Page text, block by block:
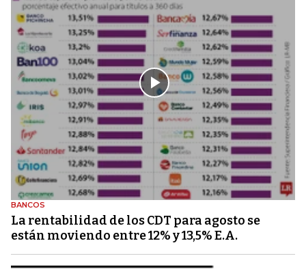
BANCOS
La rentabilidad de los CDT para agosto se
están moviendo entre 12% y 13,5% E.A.